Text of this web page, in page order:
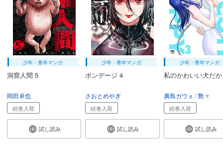
少年・青年マンガ
洞窟人間 5
岡田卓也
続巻入荷
試し読み
少年・青年マンガ
ボンデージ 4
さおとめやぎ
続巻入荷
試し読み
少年・青年マンガ
私のかわいい犬だ
廣島ガウォ 艶々
続巻入荷
試し読み